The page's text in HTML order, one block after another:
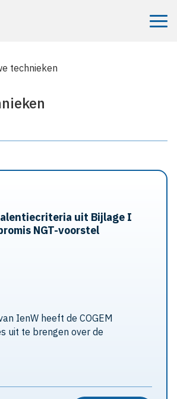
Menu
technieken
uit Bijlage I
NGT-voorstel
IenW heeft de COGEM
uit te brengen over de